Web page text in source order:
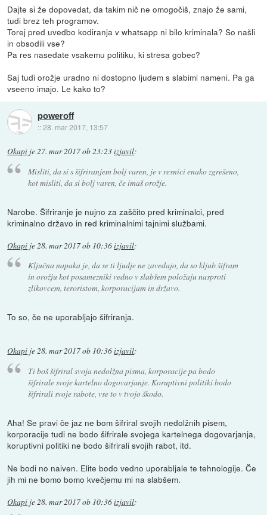
Dajte si že dopovedat, da takim nič ne omogočiš, znajo že sami,
tudi brez teh programov.
Torej pred uvedbo kodiranja v whatsapp ni bilo kriminala? So našli
in obsodili vse?
Pa res nasedate vsakemu politiku, ki stresa gobec?
Saj tudi orožje uradno ni dostopno ljudem s slabimi nameni. Pa ga
vseeno imajo. Le kako to?
poweroff
::28. mar 2017, 13:57
Okapi je27. mar 2017 ob 23:23izjavil:
Misliti, da si s šifriranjem bolj varen, je v resnici enako zgrešeno,
kot misliti, da si bolj varen, če imaš orožje.
Narobe. Šifriranje je nujno za zaščito pred kriminalci, pred
kriminalno državo in red kriminalnimi tajnimi službami.
Okapi je 28. mar 2017 ob 10:36izjavil:
Ključna napaka je, da se ti ljudje ne zavedajo, da so kljub šifram
in orožju kot posamezniki vedno v slabšem položaju nasproti
zlikovcem, teroristom, korporacijam in državo.
To so, če ne uporabljajo šifriranja.
Okapi je28. mar 2017 ob 10:36izjavil:
Ti boš šifriral svoja nedolžna pisma, korporacije pa bodo
šifrirale svoje kartelno dogovarjanje. Koruptivni politiki bodo
šifrirali svoje rabote, vse to v tvojo škodo.
Aha! Se pravi če jaz ne bom šifriral svojih nedolžnih pisem,
korporacije tudi ne bodo šifrirale svojega kartelnega dogovarjanja,
koruptivni politiki ne bodo šifrirali svojih rabot, itd.
Ne bodi no naiven. Elite bodo vedno uporabljale te tehnologije. Če
jih mi ne bomo bomo kvečjemu mi na slabšem.
Okapi je 28. mar 2017 ob 10:36izjavil: